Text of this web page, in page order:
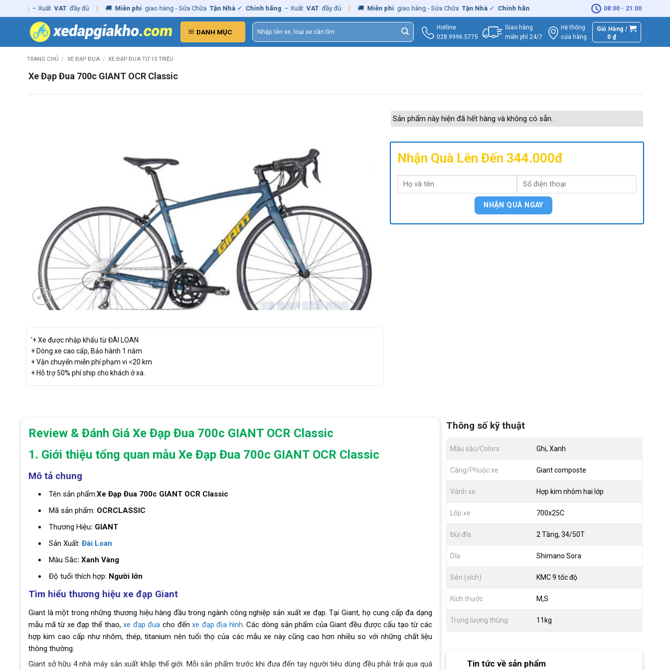
to
– Xuất VAT đầy đủ | 🚚 Miễn phí giao hàng - Sửa Chữa Tận Nhà ✓ Chính hãng – Xuất VAT đầy đủ | 🚚 Miễn phí giao hàng - Sửa Chữa Tận Nhà ✓ Chính hãng – Xuất 🚚 Miễn phí giao hàng -
08:00 - 21:00
DANH MỤC
Tìm
kiếm:
Hotline
028.9996.5775
Giao hàng
miễn phí 24/7
Hệ thống
cửa hàng
Giỏ Hàng /
0₫
TRANG CHỦ / XE ĐẠP ĐUA / XE ĐẠP ĐUA TỪ 15 TRIỆU
Xe Đạp Đua 700c GIANT OCR Classic
‘+ Xe được nhập khẩu từ ĐÀI LOAN
+ Dòng xe cao cấp, Bảo hành 1 năm
+ Vận chuyển miễn phí phạm vi <20 km
+ Hỗ trợ 50% phí ship cho khách ở xa.
Sản phẩm này hiện đã hết hàng và không có sẵn.
Nhận Quà Lên Đến 344.000đ
Review & Đánh Giá Xe Đạp Đua 700c GIANT OCR Classic
1. Giới thiệu tổng quan mẫu Xe Đạp Đua 700c GIANT OCR Classic
Mô tả chung
Tên sản phẩm:Xe Đạp Đua 700c GIANT OCR Classic
Mã sản phẩm: OCRCLASSIC
Thương Hiệu: GIANT
Sản Xuất: Đài Loan
Màu Sắc: Xanh Vàng
Độ tuổi thích hợp: Người lớn
Tìm hiểu thương hiệu xe đạp Giant
Giant là một trong những thương hiệu hàng đầu trong ngành công nghiệp sản xuất xe đạp. Tại Giant, họ cung cấp đa dạng
mẫu mã từ xe đạp thể thao,xe đạp đua cho đếnxe đạp địa hình. Các dòng sản phẩm của Giant đều được cấu tạo từ các
hợp kim cao cấp như nhôm, thép, titanium nên tuổi thọ của các mẫu xe này cũng cao hơn nhiều so với những chất liệu
thông thường.
Giant sở hữu 4 nhà máy sản xuất khắp thế giới. Mỗi sản phẩm trước khi đưa đến tay người tiêu dùng đều phải trải qua quá
Thông số kỹ thuật
Màu sắc/Colors Ghi, Xanh
Càng/Phuộc xe Giant composte
Vành xe Hợp kim nhôm hai lớp
Lốp xe 700x25C
Đùi đĩa 2 Tầng, 34/50T
Dĩa Shimano Sora
Sên (xích) KMC 9 tốc độ
Kích thước M,S
Trọng lượng thùng 11kg
Tin tức về sản phẩm